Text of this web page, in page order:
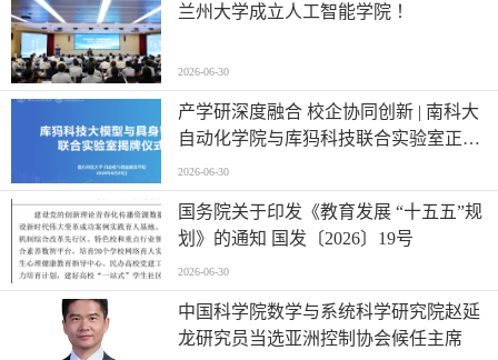
兰州大学成立人工智能学院 ！
2026-06-30
产学研深度融合 校企协同创新 | 南科大
自动化学院与库犸科技联合实验室正式
揭牌
2026-06-30
国务院关于印发《教育发展 “十五五”规
划》的通知 国发〔2026〕19号
2026-06-30
中国科学院数学与系统科学研究院赵延
龙研究员当选亚洲控制协会候任主席